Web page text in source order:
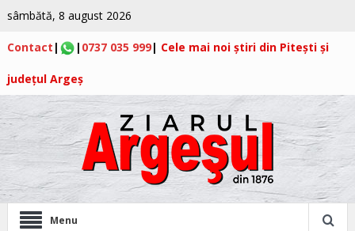
sâmbătă, 8 august 2026
Contact | | 0737 035 999| Cele mai noi știri din Pitești și
județul Argeș
Menu